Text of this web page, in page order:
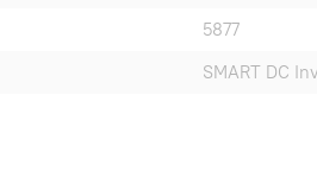
5877
SMART DC